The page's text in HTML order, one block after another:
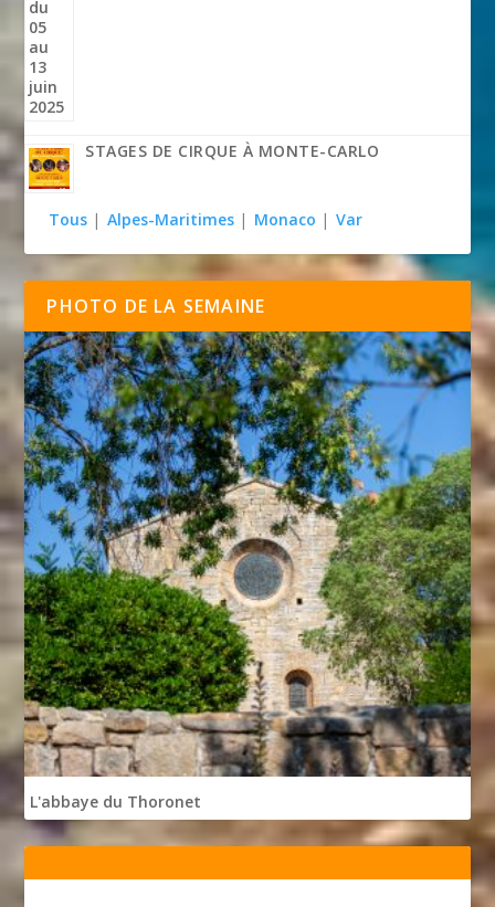
STAGES DE CIRQUE À MONTE-CARLO
Tous | Alpes-Maritimes | Monaco | Var
PHOTO DE LA SEMAINE
L'abbaye du Thoronet